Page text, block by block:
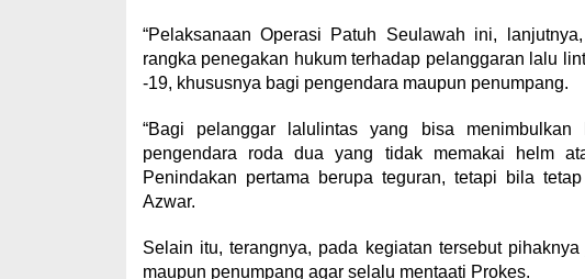
“Pelaksanaan Operasi Patuh Seulawah ini,
rangka penegakan hukum terhadap pelanggaran lalu
-19, khususnya bagi pengendara maupun penumpang.
“Bagi pelanggar lalulintas yang bisa
pengendara roda dua yang tidak memakai helm
Penindakan pertama berupa teguran, tetapi bila
Azwar.
Selain itu, terangnya, pada kegiatan tersebut
maupun penumpang agar selalu mentaati Prokes.